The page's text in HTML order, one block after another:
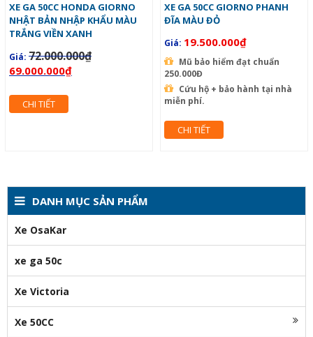
XE GA 50CC HONDA GIORNO
NHẬT BẢN NHẬP KHẨU MÀU
TRẮNG VIỀN XANH
Giá: 72.000.000₫
69.000.000₫
CHI TIẾT
XE GA 50CC GIORNO PHANH
ĐĨA MÀU ĐỎ
Giá: 19.500.000₫
Mũ bảo hiểm đạt chuẩn
250.000Đ
Cứu hộ + bảo hành tại nhà
miễn phí.
CHI TIẾT
DANH MỤC SẢN PHẨM
Xe OsaKar
xe ga 50c
Xe Victoria
Xe 50CC